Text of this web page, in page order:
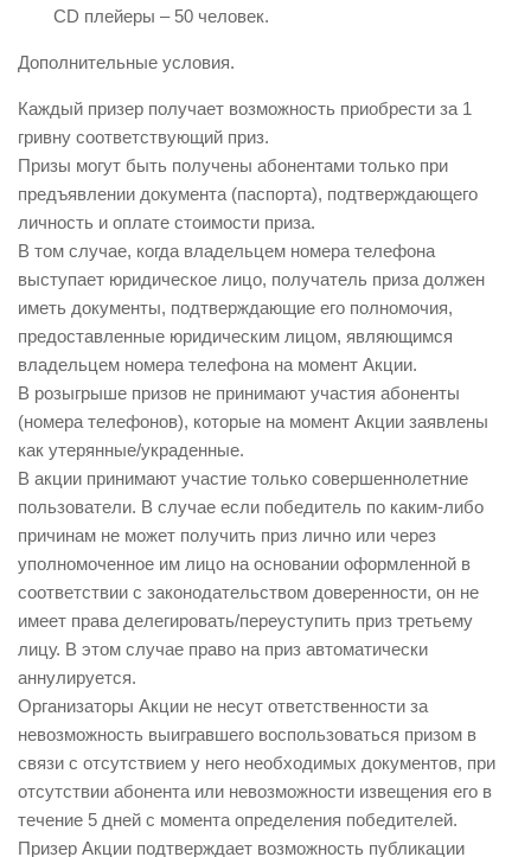
CD плейеры – 50 человек.
Дополнительные условия.
Каждый призер получает возможность приобрести за 1
гривну соответствующий приз.
Призы могут быть получены абонентами только при
предъявлении документа (паспорта), подтверждающего
личность и оплате стоимости приза.
В том случае, когда владельцем номера телефона
выступает юридическое лицо, получатель приза должен
иметь документы, подтверждающие его полномочия,
предоставленные юридическим лицом, являющимся
владельцем номера телефона на момент Акции.
В розыгрыше призов не принимают участия абоненты
(номера телефонов), которые на момент Акции заявлены
как утерянные/украденные.
В акции принимают участие только совершеннолетние
пользователи. В случае если победитель по каким-либо
причинам не может получить приз лично или через
уполномоченное им лицо на основании оформленной в
соответствии с законодательством доверенности, он не
имеет права делегировать/переуступить приз третьему
лицу. В этом случае право на приз автоматически
аннулируется.
Организаторы Акции не несут ответственности за
невозможность выигравшего воспользоваться призом в
связи с отсутствием у него необходимых документов, при
отсутствии абонента или невозможности извещения его в
течение 5 дней с момента определения победителей.
Призер Акции подтверждает возможность публикации